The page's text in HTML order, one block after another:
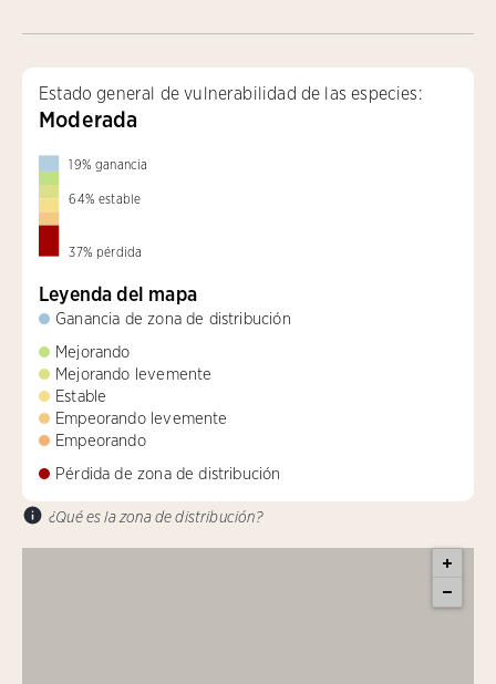
Estado general de vulnerabilidad de las especies:
Moderada
19% ganancia
64% estable
37% pérdida
Leyenda del mapa
Ganancia de zona de distribución
Mejorando
Mejorando levemente
Estable
Empeorando levemente
Empeorando
Pérdida de zona de distribución
¿Qué es la zona de distribución?